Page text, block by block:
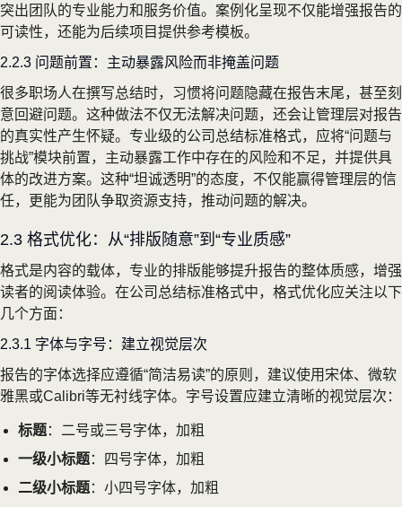
突出团队的专业能力和服务价值。案例化呈现不仅能增强报告的
可读性，还能为后续项目提供参考模板。
2.2.3 问题前置：主动暴露风险而非掩盖问题
很多职场人在撰写总结时，习惯将问题隐藏在报告末尾，甚至刻
意回避问题。这种做法不仅无法解决问题，还会让管理层对报告
的真实性产生怀疑。专业级的公司总结标准格式，应将“问题与
挑战”模块前置，主动暴露工作中存在的风险和不足，并提供具
体的改进方案。这种“坦诚透明”的态度，不仅能赢得管理层的信
任，更能为团队争取资源支持，推动问题的解决。
2.3 格式优化：从“排版随意”到“专业质感”
格式是内容的载体，专业的排版能够提升报告的整体质感，增强
读者的阅读体验。在公司总结标准格式中，格式优化应关注以下
几个方面：
2.3.1 字体与字号：建立视觉层次
报告的字体选择应遵循“简洁易读”的原则，建议使用宋体、微软
雅黑或Calibri等无衬线字体。字号设置应建立清晰的视觉层次：
标题：二号或三号字体，加粗
一级小标题：四号字体，加粗
二级小标题：小四号字体，加粗